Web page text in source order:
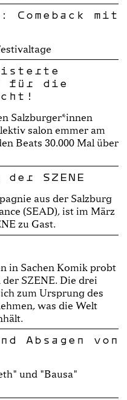
Comeback mit
für die
Salzburger*innen
salon emmer am
Beats 30.000 Mal über
der SZENE
aus der Salzburg
(SEAD), ist im März
zu Gast.
in Sachen Komik probt
SZENE. Die drei
zum Ursprung des
was die Welt
Absagen von
und "Bausa"